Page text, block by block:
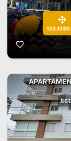
123.1330
861